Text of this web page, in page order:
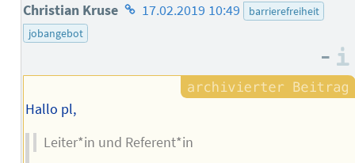
Christian Kruse Homepage
17.02.2019 10:49
barrierefreiheit
jobangebot
–
Hallo pl,
Leiter*in und Referent*in